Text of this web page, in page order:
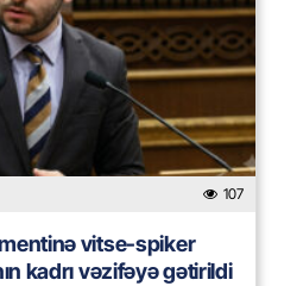
107
vitse-spiker
kadrı vəzifəyə gətirildi